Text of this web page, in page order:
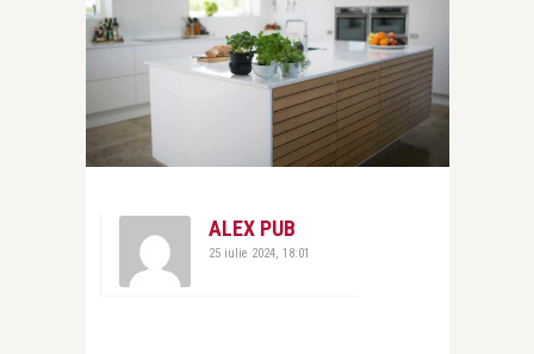
ALEX PUB
25 iulie 2024, 18:01